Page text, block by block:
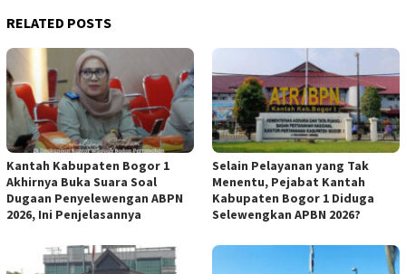
RELATED POSTS
Kantah Kabupaten Bogor 1
Akhirnya Buka Suara Soal
Dugaan Penyelewengan ABPN
2026, Ini Penjelasannya
Selain Pelayanan yang Tak
Menentu, Pejabat Kantah
Kabupaten Bogor 1 Diduga
Selewengkan APBN 2026?